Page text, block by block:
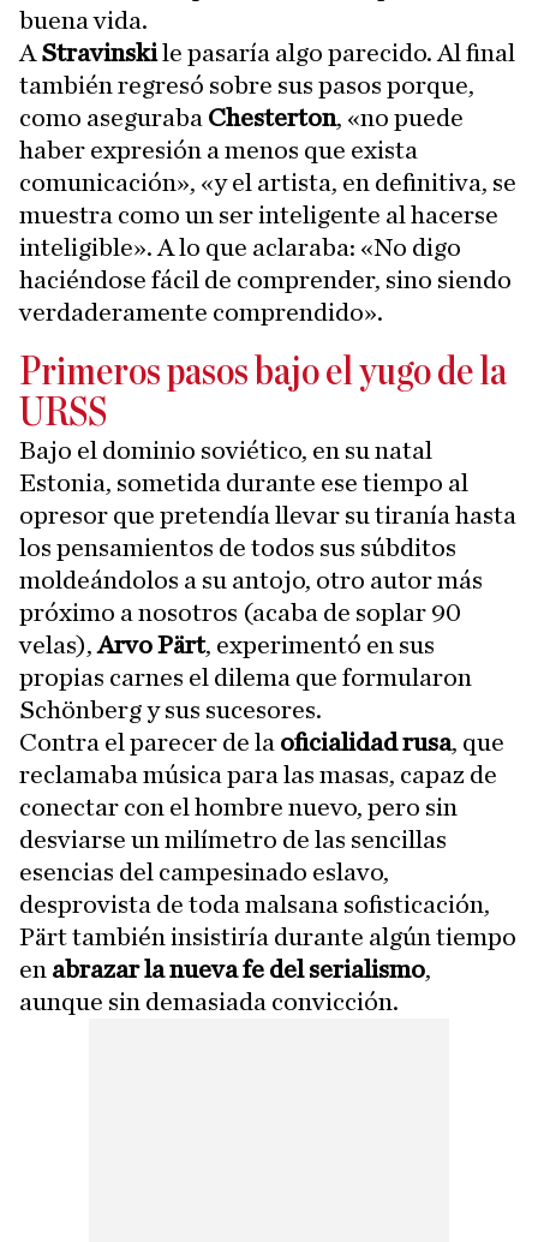
buena vida.
A Stravinskile pasaría algo parecido. Al final
también regresó sobre sus pasos porque,
como aseguraba Chesterton, «no puede
haber expresión a menos que exista
comunicación», «y el artista, en definitiva, se
muestra como un ser inteligente al hacerse
inteligible». A lo que aclaraba: «No digo
haciéndose fácil de comprender, sino siendo
verdaderamente comprendido».
Primeros pasos bajo el yugo de la
URSS
Bajo el dominio soviético, en su natal
Estonia, sometida durante ese tiempo al
opresor que pretendía llevar su tiranía hasta
los pensamientos de todos sus súbditos
moldeándolos a su antojo, otro autor más
próximo a nosotros (acaba de soplar 90
velas),Arvo Pärt, experimentó en sus
propias carnes el dilema que formularon
Schönberg y sus sucesores.
Contra el parecer de la oficialidad rusa, que
reclamaba música para las masas, capaz de
conectar con el hombre nuevo, pero sin
desviarse un milímetro de las sencillas
esencias del campesinado eslavo,
desprovista de toda malsana sofisticación,
Pärt también insistiría durante algún tiempo
en abrazar la nueva fe del serialismo,
aunque sin demasiada convicción.